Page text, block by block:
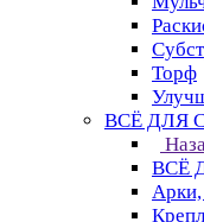
Торф
ВСЁ ДЛЯ
ВСЁ